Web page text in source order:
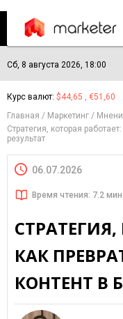
Сб, 8 августа 2026, 18:00
Курс валют: $44,65 , €51,60
Главная
Маркетинг
Стратегия, которая
результат
06.07.2026
Время чтения: 7.2 мин.
КАК
КОНТЕНТ В